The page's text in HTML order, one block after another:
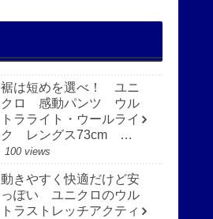
裾は短めを選べ！ ユニ
クロ 感動パンツ ウル
トラライト・ウールライ
ク レングス73cm 快
適で見た目もすっきり
100 views
動きやすく快適だけど安
っぽい ユニクロのウル
トラストレッチアクティ